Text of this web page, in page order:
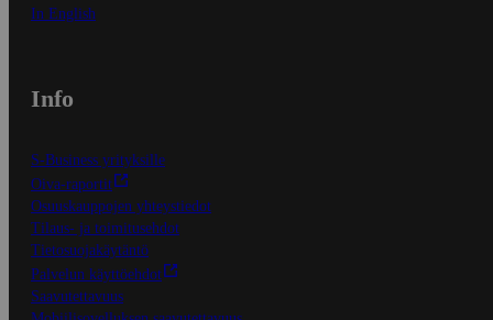
In English
Info
S-Business yrityksille
Oiva-raportit
Osuuskauppojen yhteystiedot
Tilaus- ja toimitusehdot
Tietosuojakäytäntö
Palvelun käyttöehdot
Saavutettavuus